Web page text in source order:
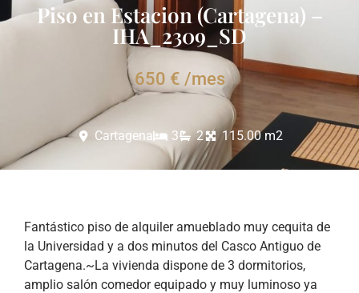
Piso en Estacion (Cartagena) –
IHA_2309_SD
650 € /mes
Cartagena 3 2 115.00 m2
Fantástico piso de alquiler amueblado muy cequita de
la Universidad y a dos minutos del Casco Antiguo de
Cartagena.~La vivienda dispone de 3 dormitorios,
amplio salón comedor equipado y muy luminoso ya